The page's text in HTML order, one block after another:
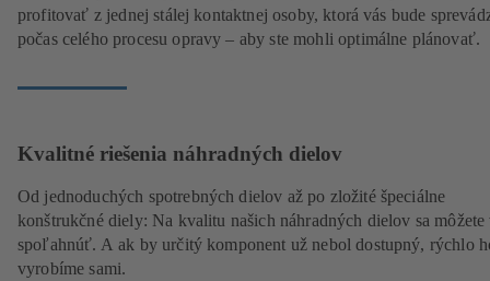
profitovať z jednej stálej kontaktnej osoby, ktorá vás bude
počas celého procesu opravy – aby ste mohli optimálne plánovať.
Kvalitné riešenia náhradných dielov
Od jednoduchých spotrebných dielov až po zložité špeciálne
konštrukčné diely: Na kvalitu našich náhradných dielov sa
spoľahnúť. A ak by určitý komponent už nebol dostupný, rýchlo
vyrobíme sami.